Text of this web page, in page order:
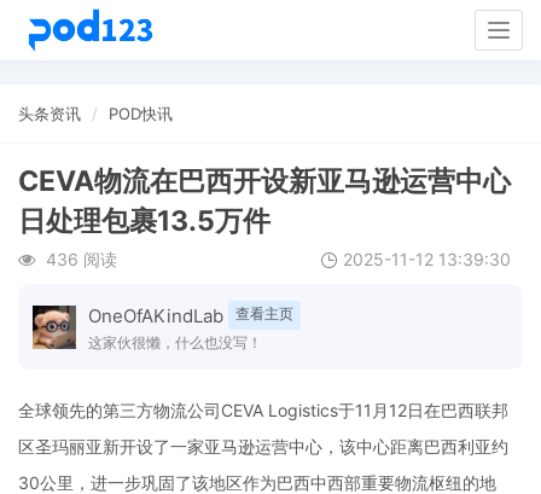
头条资讯 POD快讯
CEVA物流在巴西开设新亚马逊运营中心
日处理包裹13.5万件
436 阅读 2025-11-12 13:39:30
OneOfAKindLab
查看主页
这家伙很懒，什么也没写！
全球领先的第三方物流公司CEVA Logistics于11月12日在巴西联邦
区圣玛丽亚新开设了一家亚马逊运营中心，该中心距离巴西利亚约
30公里，进一步巩固了该地区作为巴西中西部重要物流枢纽的地